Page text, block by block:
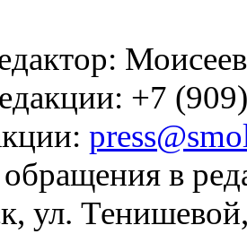
+7
в
ул.